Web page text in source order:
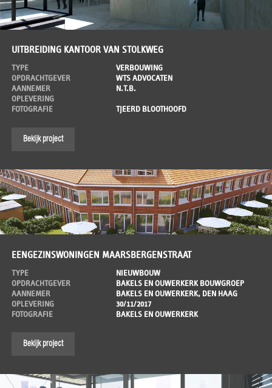
UITBREIDING KANTOOR VAN STOLKWEG
TYPE
VERBOUWING
OPDRACHTGEVER
WTS ADVOCATEN
AANNEMER
N.T.B.
OPLEVERING
FOTOGRAFIE
TJEERD BLOOTHOOFD
Bekijk project
EENGEZINSWONINGEN MAARSBERGENSTRAAT
TYPE
NIEUWBOUW
OPDRACHTGEVER
BAKELS EN OUWERKERK BOUWGROEP
AANNEMER
BAKELS EN OUWERKERK, DEN HAAG
OPLEVERING
30/11/2017
FOTOGRAFIE
BAKELS EN OUWERKERK
Bekijk project